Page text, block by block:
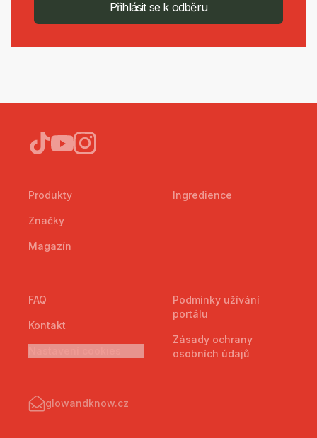
Přihlásit se k odběru
Produkty
Značky
Magazín
Ingredience
FAQ
Kontakt
Podmínky užívání
portálu
Zásady ochrany
osobních údajů
glowandknow.cz